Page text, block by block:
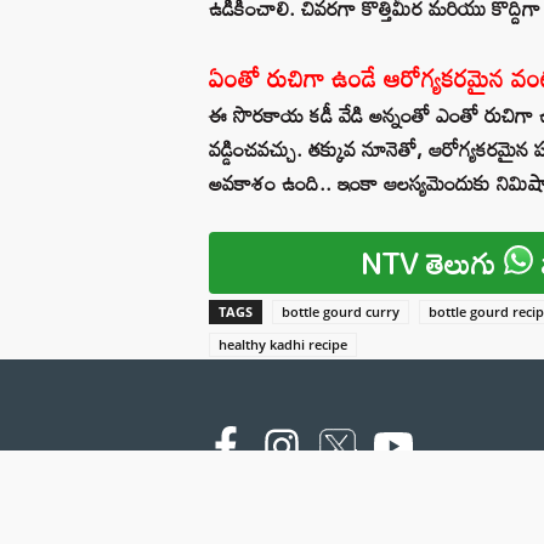
ఏంతో రుచిగా ఉండే ఆరోగ్యకరమైన
ఈ సొరకాయ కడీ వేడి అన్నంతో ఎంతో రుచిగా
వడ్డించవచ్చు. తక్కువ నూనెతో,
అవకాశం ఉంది.. ఇంకా ఆలస్యమెందుకు
NTV తెలుగు
TAGS bottle gourd curry
bottle gourd
healthy kadhi recipe